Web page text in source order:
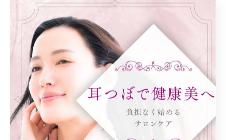
カテゴリー Categories
全てのカテゴリー
ダイエット
健康
美容エステ
食欲